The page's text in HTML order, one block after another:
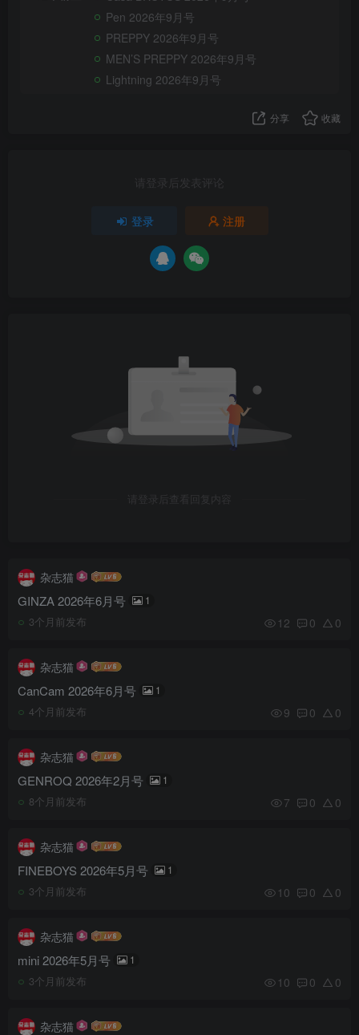
Pen 2026年9月号
PREPPY 2026年9月号
MEN’S PREPPY 2026年9月号
Lightning 2026年9月号
分享 收藏
请登录后发表评论
登录 注册
请登录后查看回复内容
杂志猫
GINZA 2026年6月号 1
3个月前发布 12 0 0
杂志猫
CanCam 2026年6月号 1
4个月前发布 9 0 0
杂志猫
GENROQ 2026年2月号 1
8个月前发布 7 0 0
杂志猫
FINEBOYS 2026年5月号 1
3个月前发布 10 0 0
杂志猫
mini 2026年5月号 1
3个月前发布 10 0 0
杂志猫